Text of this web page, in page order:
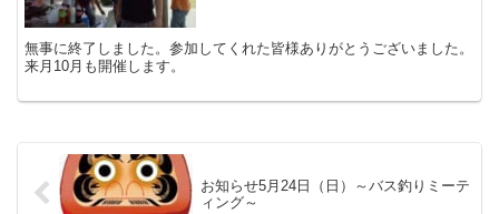
無事に終了しました。参加してくれた皆様ありがとうございました。
来月10月も開催します。
お知らせ5月24日（日）～バス釣りミーテ
ィング～